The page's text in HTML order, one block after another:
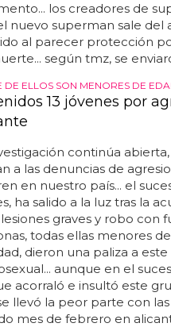
los creadores de
nuevo superman sale del
al parecer protección
según tmz, se
DE ELLOS SON MENORES DE
13 jóvenes por
continúa
a las denuncias de
en nuestro país... el
ha salido a la luz tras la
graves y robo con
todas ellas menores
dieron una paliza a
aunque en el
acorraló e insultó este
llevó la peor parte con las
mes de febrero en